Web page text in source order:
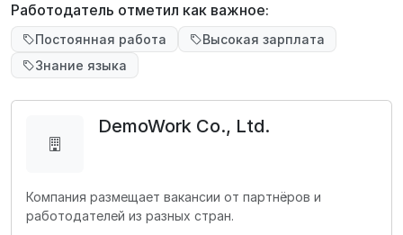
Работодатель отметил как важное:
Постоянная работа
Высокая зарплата
Знание языка
DemoWork Co., Ltd.
Компания размещает вакансии от партнёров и
работодателей из разных стран.